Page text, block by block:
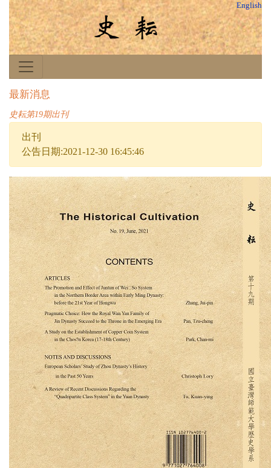
English
最新消息
史耘第19期出刊
出刊
公告日期:2021-12-30 16:45:46